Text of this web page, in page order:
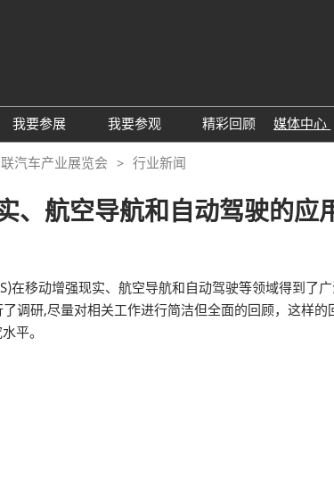
议活动
我要参展
AWC参展申请
2025亮点展区
观众范围
走进主机厂
我要参观
参观预登记
组团参观
商务配对
观众增值服务
精彩回顾
媒体中心
行业
汽车产业展览会 行业新闻
、航空导航和自动驾驶的应
移动增强现实、航空导航和自动驾驶等领域得到了
调研,尽量对相关工作进行简洁但全面的回顾，这样
平。